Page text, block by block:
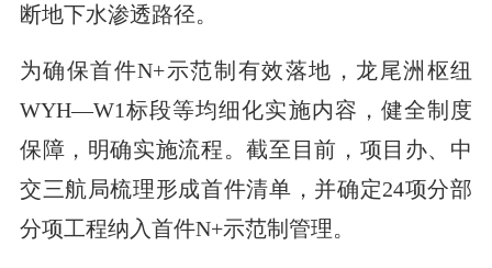
断地下水渗透路径。
为确保首件N+示范制有效落地，龙尾洲枢纽
WYH—W1标段等均细化实施内容，健全制度
保障，明确实施流程。截至目前，项目办、中
交三航局梳理形成首件清单，并确定24项分部
分项工程纳入首件N+示范制管理。